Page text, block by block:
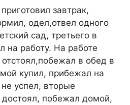
завтрак,
одел,отвел одного
сад, третьего в
на работу. На работе
в обед в
купил, прибежал на
успел, вторые
побежал домой,